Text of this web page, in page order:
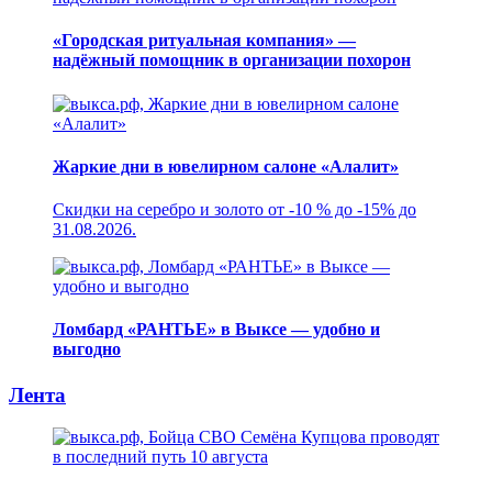
«Городская ритуальная компания» —
надёжный помощник в организации похорон
Жаркие дни в ювелирном салоне «Алалит»
Скидки на серебро и золото от -10 % до -15% до
31.08.2026.
Ломбард «РАНТЬЕ» в Выксе — удобно и
выгодно
Лента